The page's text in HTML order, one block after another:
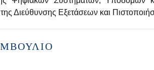
Διεύθυνσης Εξετάσεων και